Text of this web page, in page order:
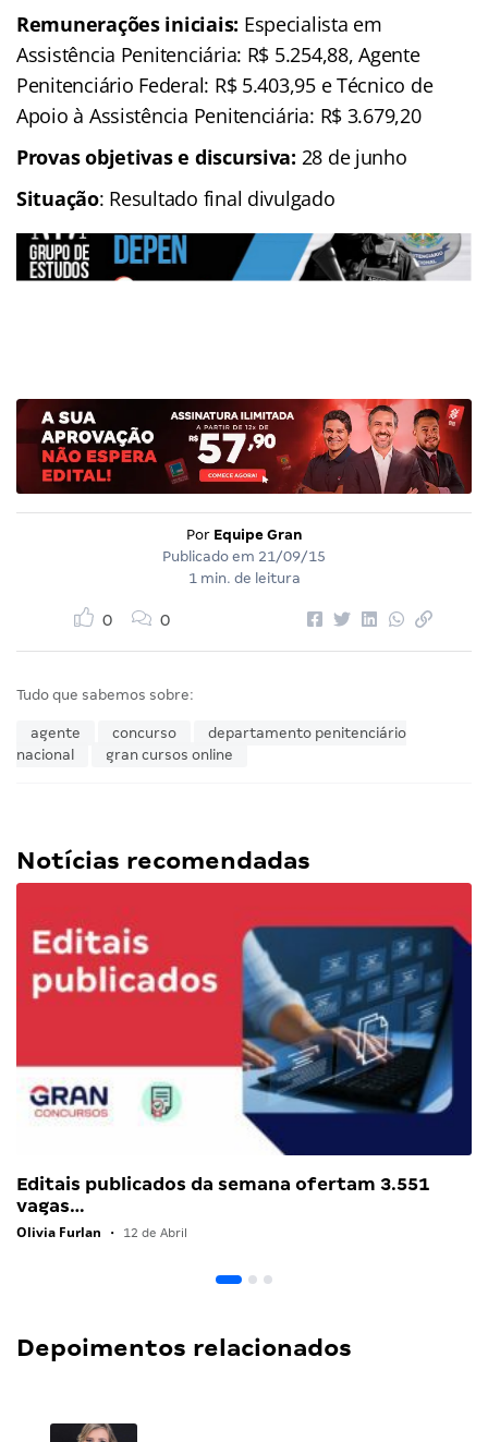
Remunerações iniciais: Especialista em
Assistência Penitenciária: R$ 5.254,88, Agente
Penitenciário Federal: R$ 5.403,95 e Técnico de
Apoio à Assistência Penitenciária: R$ 3.679,20
Provas objetivas e discursiva: 28 de junho
Situação: Resultado final divulgado
Por Equipe Gran
Publicado em 21/09/15
1 min. de leitura
0 0
Tudo que sabemos sobre:
agente concurso
departamento penitenciário
nacional
gran cursos online
Notícias recomendadas
Editais publicados da semana ofertam 3.551
vagas…
Olivia Furlan • 12 de Abril
Depoimentos relacionados